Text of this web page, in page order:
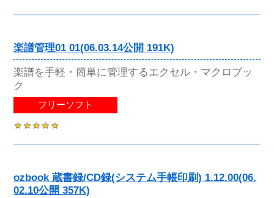
楽譜管理01 01(06.03.14公開 191K)
楽譜を手軽・簡単に管理するエクセル・マクロブッ
ク
フリーソフト
ozbook 蔵書録/CD録(システム手帳印刷) 1.12.00(06.
02.10公開 357K)